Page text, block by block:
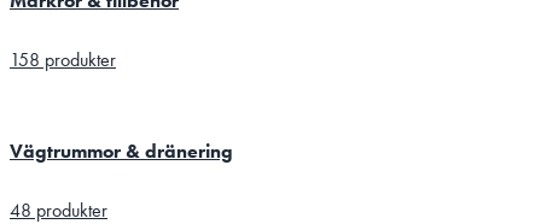
158 produkter
Vägtrummor & dränering
48 produkter